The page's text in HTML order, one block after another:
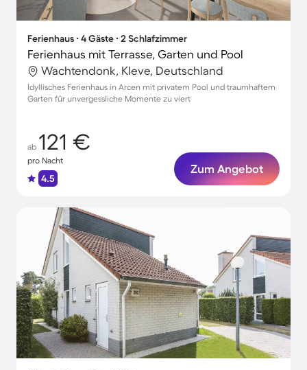
Ferienhaus ∙ 4 Gäste ∙ 2 Schlafzimmer
Ferienhaus mit Terrasse, Garten und Pool
Wachtendonk, Kleve, Deutschland
Idyllisches Ferienhaus in Arcen mit privatem Pool und traumhaftem
Garten für unvergessliche Momente zu viert
ab 121 €
pro Nacht
4.5
Zum Angebot